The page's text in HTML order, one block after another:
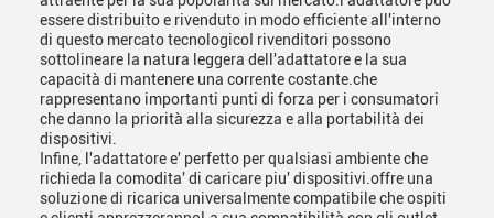
essere distribuito e rivenduto in modo efficiente all'interno
di questo mercato tecnologicoI rivenditori possono
sottolineare la natura leggera dell'adattatore e la sua
capacità di mantenere una corrente costante.che
rappresentano importanti punti di forza per i consumatori
che danno la priorità alla sicurezza e alla portabilità dei
dispositivi.
Infine, l'adattatore e' perfetto per qualsiasi ambiente che
richieda la comodita' di caricare piu' dispositivi.offre una
soluzione di ricarica universalmente compatibile che ospiti